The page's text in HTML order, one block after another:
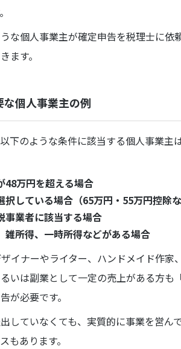
な個人事業主が確定申告を税理士に依
ます。
個人事業主の例
下のような条件に該当する個人事業主
48万円を超える場合
択している場合（65万円・55万円控除
事業者に該当する場合
雑所得、一時所得などがある場合
イナーやライター、ハンドメイド作家
いは副業として一定の売上がある方も
が必要です。
していなくても、実質的に事業を営ん
もあります。